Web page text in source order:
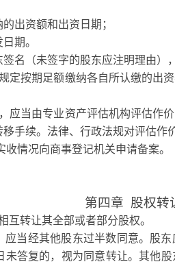
出资额和出资日期；
期。
名（未签字的股东应注明理由）
定按期足额缴纳各自所认缴的出
应当由专业资产评估机构评估作
手续。法律、行政法规对评估作
情况向商事登记机关申请备案。
第四章 股权转
互转让其全部或者部分股权。
应当经其他股东过半数同意。股
未答复的，视为同意转让。其他